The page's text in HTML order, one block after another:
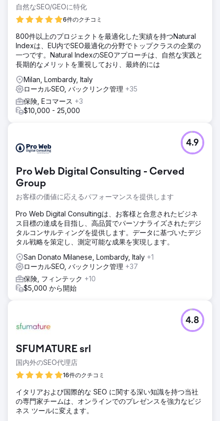
自然なSEO/GEOに特化
6件のクチコミ
800件以上のプロジェクトを最適化した実績を持つNatural
Indexは、EU内でSEO最適化の分野でトップクラスの企業の
一つです。Natural IndexのSEOアプローチは、自然な実践と
長期的なメリットを重視しており、最終的には
Milan, Lombardy, Italy
ローカルSEO, バックリンク管理 +35
保険, Eコマース +3
$10,000 - 25,000
Pro Web Digital Consulting - Cerved
Group
お客様の価値に応えるパフォーマンスを提供します
4.9
Pro Web Digital Consultingは、お客様と合意されたビジネ
ス目標の達成を目指し、高品質でパーソナライズされたデジ
タルコンサルティングを提供します。データに基づいたデジ
タル戦略を策定し、測定可能な成果を実現します。
San Donato Milanese, Lombardy, Italy +1
ローカルSEO, バックリンク管理 +37
保険, フィンテック +10
$5,000 から開始
SFUMATURE srl
国内外のSEO代理店
16件のクチコミ
4.8
イタリアおよび国際的な SEO に関する深い知識を持つ当社
の専門家チームは、オンラインでのプレゼンスを強力なビジ
ネス ツールに変えます。